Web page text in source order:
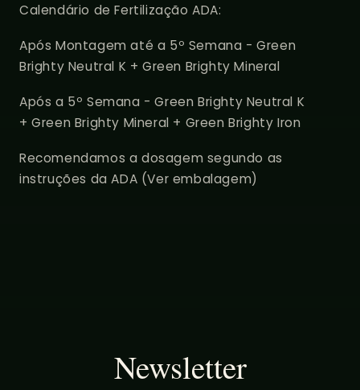
Calendário de Fertilização ADA:
Após Montagem até a 5º Semana - Green
Brighty Neutral K + Green Brighty Mineral
Após a 5º Semana - Green Brighty Neutral K
+ Green Brighty Mineral + Green Brighty Iron
Recomendamos a dosagem segundo as
instruções da ADA (Ver embalagem)
Newsletter